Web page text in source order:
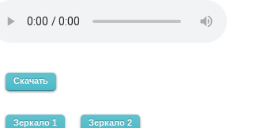
Скачать
Зеркало 1 Зеркало 2